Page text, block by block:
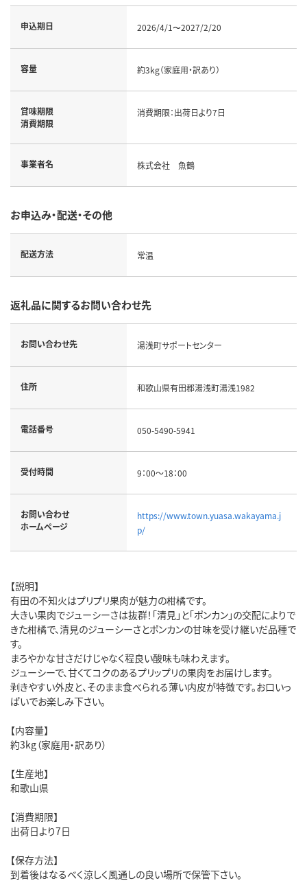
申込期日 2026/4/1〜2027/2/20
容量 約3kg（家庭用・訳あり）
賞味期限
消費期限
消費期限：出荷日より7日
事業者名 株式会社 魚鶴
お申込み・配送・その他
配送方法 常温
返礼品に関するお問い合わせ先
お問い合わせ先 湯浅町サポートセンター
住所 和歌山県有田郡湯浅町湯浅1982
電話番号 050-5490-5941
受付時間 9：00～18：00
お問い合わせ
ホームページ
https://www.town.yuasa.wakayama.j
p/
【説明】
有田の不知火はプリプリ果肉が魅力の柑橘です。
大きい果肉でジューシーさは抜群！「清見」と「ポンカン」の交配によりで
きた柑橘で、清見のジューシーさとポンカンの甘味を受け継いだ品種で
す。
まろやかな甘さだけじゃなく程良い酸味も味わえます。
ジューシーで、甘くてコクのあるプリップリの果肉をお届けします。
剥きやすい外皮と、そのまま食べられる薄い内皮が特徴です。お口いっ
ぱいでお楽しみ下さい。
【内容量】
約3kg（家庭用・訳あり）
【生産地】
和歌山県
【消費期限】
出荷日より7日
【保存方法】
到着後はなるべく涼しく風通しの良い場所で保管下さい。